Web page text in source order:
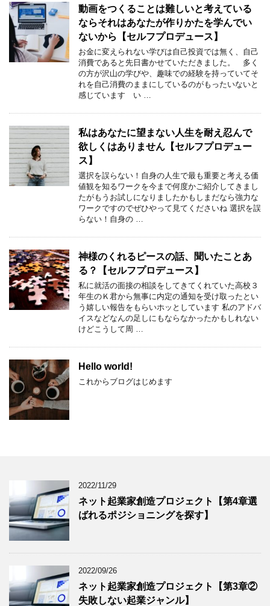
動画をつくることは難しいと考えている
ならそれはあなたが作りかたを学んでい
ないから【セルフプロデュース】
お金に変えられない学びは自己投資では無く、自己
消費であると先日書かせていただきました。 多く
の方が沢山の学びや、趣味での経験を持っていてそ
れを自己消費のままにしているのがもったいないと
感じています い …
私はあなたに望まない人生を耐え忍んで
欲しくはありません【セルフプロデュー
ス】
選択を誤らない！自身の人生で最も重要と考える価
値観を知るワークを今まで何度かご紹介してきまし
たがもうお試しになりましたかもしまだなら強力な
ワークですのでぜひやって見てくださいね 選択を誤
らない！自身の …
神様のくれるピースの話、聞いたことあ
る？【セルフプロデュース】
私に就活の面接の相談をしてきてくれていた高校３
年生のＫ君から無事に内定の通知を受け取ったとい
う嬉しい報告をもらいホッとしています 私のアドバ
イスなどなんの足しにもならなかったかもしれない
けどこうして周 …
Hello world!
これからブログはじめます
2022/11/29
ネット起業家創造プロジェクト【第4章選
ばれるポジショニングを探す】
2022/09/26
ネット起業家創造プロジェクト【第3章②
失敗しない起業ジャンル】